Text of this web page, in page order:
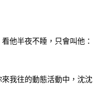
他半夜不睡，只會叫他：
我往的動態活動中，沈沈